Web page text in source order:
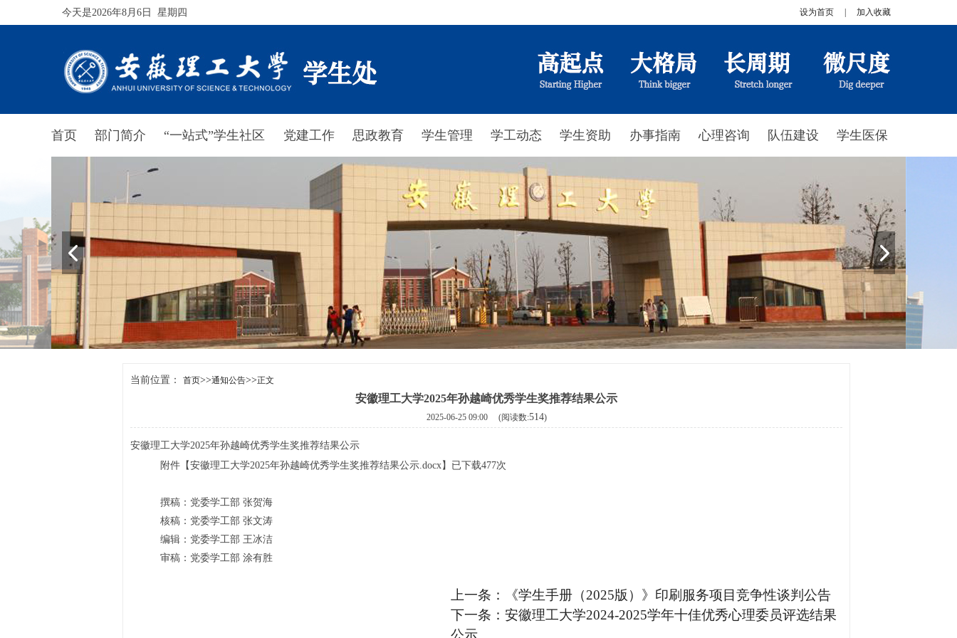
今天是2026年8月6日 星期四 设为首页 加入收藏
首页 部门简介 “一站式”学生社区 党建工作 思政教育 学生管理 学工动态 学生资助 办事指南 心理咨询 队伍建设 学生医保
当前位置： 首页>>通知公告>>正文
安徽理工大学2025年孙越崎优秀学生奖推荐结果公示
2025-06-25 09:00 (阅读数:514)
安徽理工大学2025年孙越崎优秀学生奖推荐结果公示
附件【安徽理工大学2025年孙越崎优秀学生奖推荐结果公示.docx】已下载477次
撰稿：党委学工部 张贺海
核稿：党委学工部 张文涛
编辑：党委学工部 王冰洁
审稿：党委学工部 涂有胜
上一条：
《学生手册（2025版）》印刷服务项目竞争性谈判公告
下一条： 安徽理工大学2024-2025学年十佳优秀心理委员评选结果
公示